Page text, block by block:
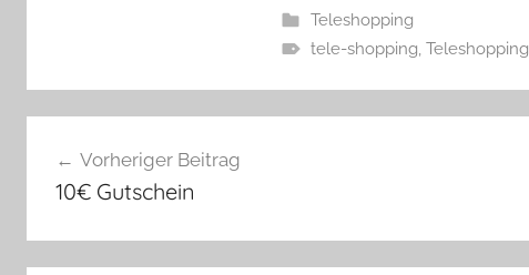
Teleshopping
tele-shopping Teleshopping
Vorheriger Beitrag
10€ Gutschein